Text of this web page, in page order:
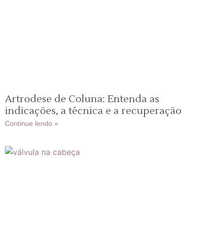
Artrodese de Coluna: Entenda as
indicações, a técnica e a recuperação
Continue lendo »